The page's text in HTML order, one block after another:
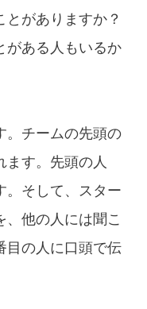
がありますか？
がある人もいるか
。チームの先頭の
ます。先頭の人
。そして、スター
、他の人には聞こ
目の人に口頭で伝